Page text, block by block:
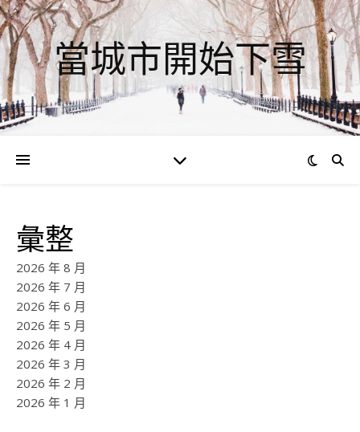
當城市開始下雪
彙整
2026 年 8 月
2026 年 7 月
2026 年 6 月
2026 年 5 月
2026 年 4 月
2026 年 3 月
2026 年 2 月
2026 年 1 月